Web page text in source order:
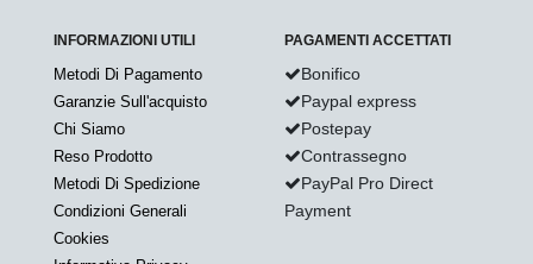
INFORMAZIONI UTILI
Metodi Di Pagamento
Garanzie Sull'acquisto
Chi Siamo
Reso Prodotto
Metodi Di Spedizione
Condizioni Generali
Cookies
PAGAMENTI ACCETTATI
Bonifico
Paypal express
Postepay
Contrassegno
PayPal Pro Direct
Payment